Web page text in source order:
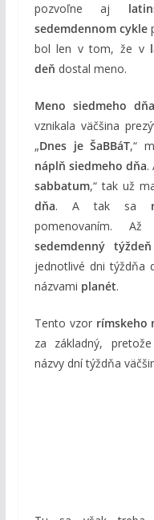
pozvoľne aj
sedemdennom cykle
bol len v tom, že v
deň dostal meno.
Meno siedmeho dňa
vznikala väčšina
„Dnes je ŠaBBáT,“
náplň siedmeho dňa.
sabbatum,“ tak už
dňa. A tak sa
pomenovaním.
sedemdenný týždeň
jednotlivé dni týždňa
názvami planét.
Tento vzor rímskeho
za základný,
názvy dní týždňa